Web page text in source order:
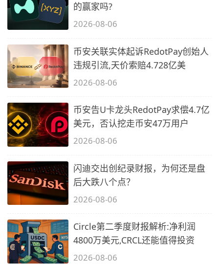
的赢家吗?
2026-08-06
币安关联实体起诉RedotPay创始人
违规引流,天价索赔4.728亿美
2026-08-06
币安告U卡龙头RedotPay求偿4.7亿
美元，否认挖走币安47万用户
2026-08-06
闪迪交出创纪录财报，为何还是盘
后大跌八个点？
2026-08-06
Circle第二季度财报解析:净利润
4800万美元,CRCL还能值得投资
2026-08-06